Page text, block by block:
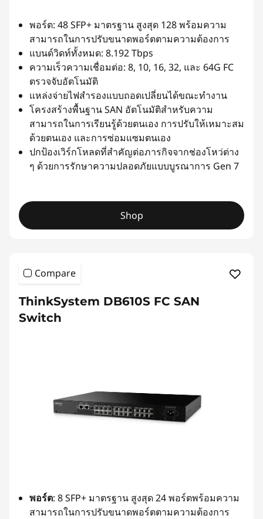
พอร์ต: 48 SFP+ มาตรฐาน สูงสุด 128 พร้อมความ
สามารถในการปรับขนาดพอร์ตตามความต้องการ
แบนด์วิดท์ทั้งหมด: 8.192 Tbps
ความเร็วความเชื่อมต่อ: 8, 10, 16, 32, และ 64G FC
ตรวจจับอัตโนมัติ
แหล่งจ่ายไฟสำรองแบบถอดเปลี่ยนได้ขณะทำงาน
โครงสร้างพื้นฐาน SAN อัตโนมัติสำหรับความ
สามารถในการเรียนรู้ด้วยตนเอง การปรับให้เหมาะสม
ด้วยตนเอง และการซ่อมแซมตนเอง
ปกป้องเวิร์กโหลดที่สำคัญต่อภารกิจจากช่องโหว่ต่าง
ๆ ด้วยการรักษาความปลอดภัยแบบบูรณาการ Gen 7
Shop
Compare
ThinkSystem DB610S FC SAN
Switch
พอร์ต: 8 SFP+ มาตรฐาน สูงสุด 24 พอร์ตพร้อมความ
สามารถในการปรับขนาดพอร์ตตามความต้องการ